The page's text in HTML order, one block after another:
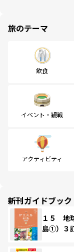
旅のテーマ
飲食
イベント・観戦
アクティビティ
新刊ガイドブック
１５ 地
島①）３